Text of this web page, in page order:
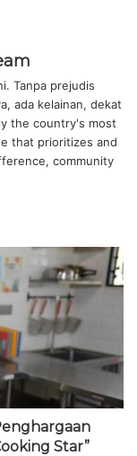
Tanpa prejudis
ada kelainan, dekat
the country's most
that prioritizes and
community
Star”